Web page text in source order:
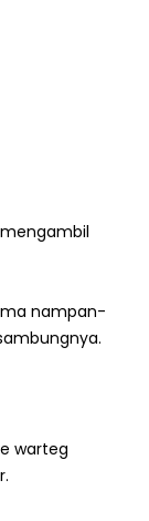
nampan-
warteg